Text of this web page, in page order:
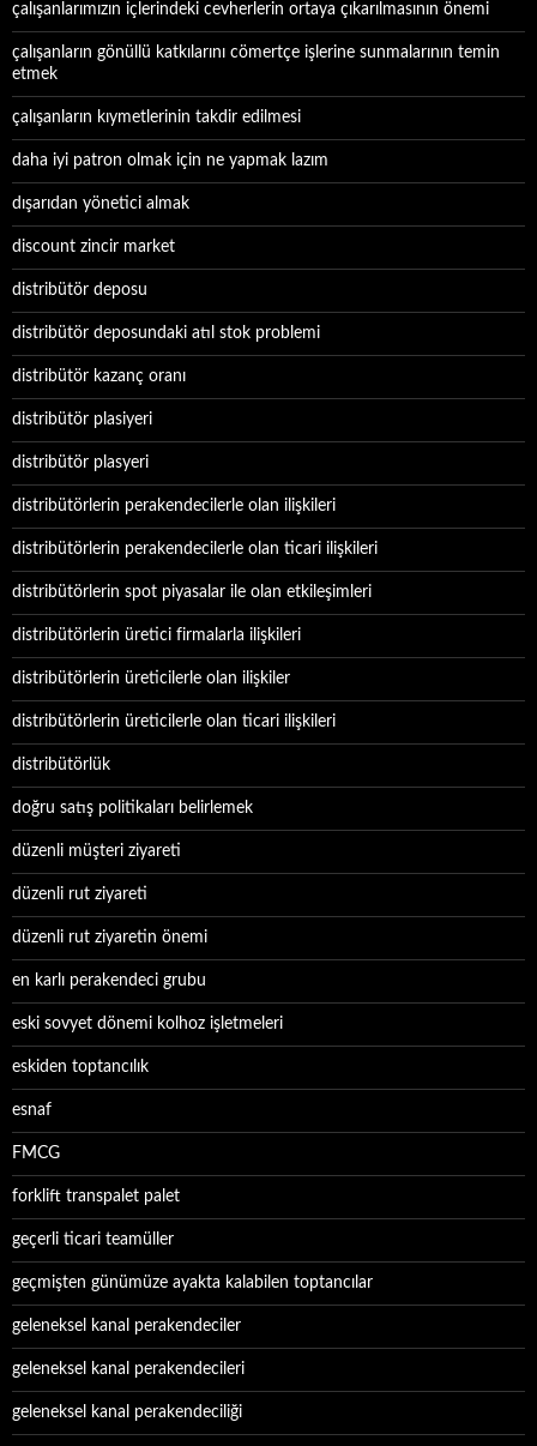
çalışanlarımızın içlerindeki cevherlerin ortaya çıkarılmasının önemi
çalışanların gönüllü katkılarını cömertçe işlerine sunmalarının temin
etmek
çalışanların kıymetlerinin takdir edilmesi
daha iyi patron olmak için ne yapmak lazım
dışarıdan yönetici almak
discount zincir market
distribütör deposu
distribütör deposundaki atıl stok problemi
distribütör kazanç oranı
distribütör plasiyeri
distribütör plasyeri
distribütörlerin perakendecilerle olan ilişkileri
distribütörlerin perakendecilerle olan ticari ilişkileri
distribütörlerin spot piyasalar ile olan etkileşimleri
distribütörlerin üretici firmalarla ilişkileri
distribütörlerin üreticilerle olan ilişkiler
distribütörlerin üreticilerle olan ticari ilişkileri
distribütörlük
doğru satış politikaları belirlemek
düzenli müşteri ziyareti
düzenli rut ziyareti
düzenli rut ziyaretin önemi
en karlı perakendeci grubu
eski sovyet dönemi kolhoz işletmeleri
eskiden toptancılık
esnaf
FMCG
forklift transpalet palet
geçerli ticari teamüller
geçmişten günümüze ayakta kalabilen toptancılar
geleneksel kanal perakendeciler
geleneksel kanal perakendecileri
geleneksel kanal perakendeciliği